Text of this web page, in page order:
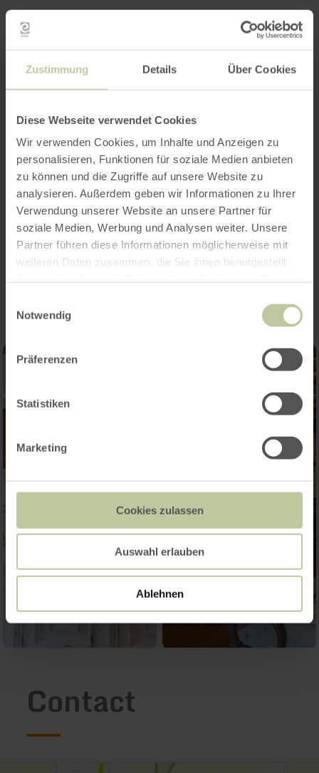
Zustimmung Details Über Cookies
Diese Webseite verwendet Cookies
Wir verwenden Cookies, um Inhalte und Anzeigen zu
personalisieren, Funktionen für soziale Medien anbieten
zu können und die Zugriffe auf unsere Website zu
analysieren. Außerdem geben wir Informationen zu Ihrer
Verwendung unserer Website an unsere Partner für
soziale Medien, Werbung und Analysen weiter. Unsere
Partner führen diese Informationen möglicherweise mit
weiteren Daten zusammen, die Sie ihnen bereitgestellt
Notwendig
Präferenzen
Statistiken
Marketing
Cookies zulassen
Auswahl erlauben
Ablehnen
Further
information
Opening hours
Features / Special features
Categories
Impressions
Contact